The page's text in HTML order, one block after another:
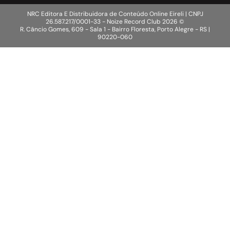
NRC Editora E Distribuidora de Conteúdo Online Eireli | CNPJ
26.587.217/0001-33 - Noize Record Club 2026 ©
R. Câncio Gomes, 609 - Sala 1 - Bairro Floresta, Porto Alegre - RS |
90220-060